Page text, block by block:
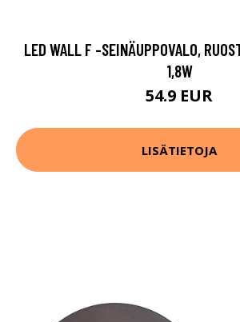
LED WALL F -SEINÄUPPOVALO,
1,8W
54.9 EUR
LISÄTIETOJA